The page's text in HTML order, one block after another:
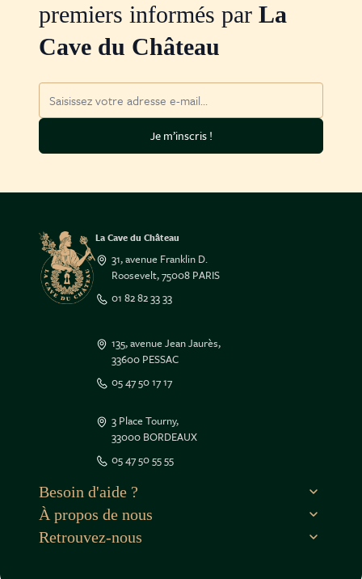
de ce site vous intéresse
aimerait bien vous accompagner
la suite, cliquez sur le lien
le pied de page.
premiers informés par La
Cave du Château
Je m’inscris !
La Cave du Château
31, avenue Franklin D.
Roosevelt, 75008 PARIS
01 82 82 33 33
135, avenue Jean Jaurès,
33600 PESSAC
05 47 50 17 17
3 Place Tourny,
33000 BORDEAUX
05 47 50 55 55
Besoin d'aide ?
À propos de nous
Retrouvez-nous